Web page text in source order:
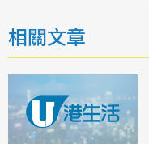
相關文章